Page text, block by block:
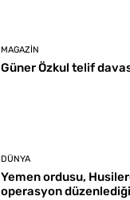
MAGAZIN
Güner Özkul telif
DÜNYA
Yemen ordusu,
operasyon